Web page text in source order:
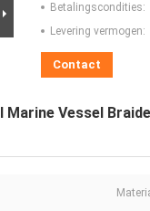
Betalingscondities:
Levering vermogen:
Contact
Marine Vessel